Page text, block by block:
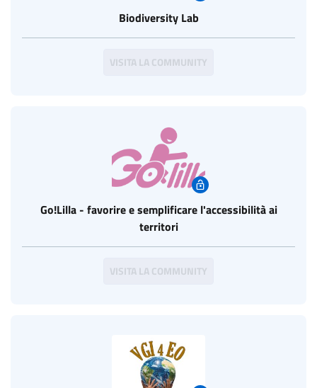
Biodiversity Lab
VISITA LA COMMUNITY
Go!Lilla - favorire e semplificare l'accessibilità ai
territori
VISITA LA COMMUNITY